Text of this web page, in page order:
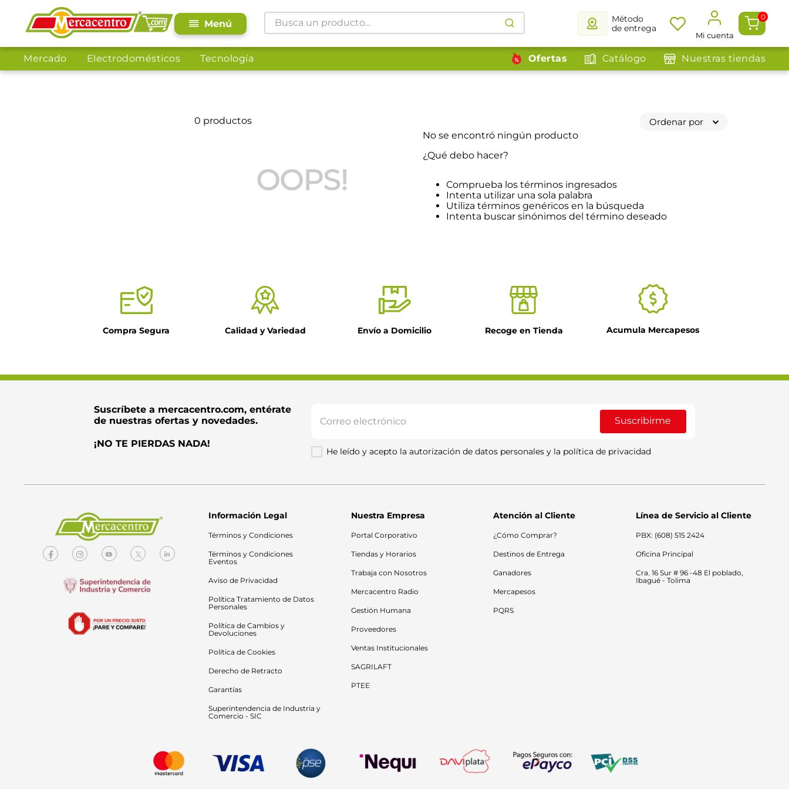
Busca un producto...
Método
de entrega
Mi cuenta
0
Mercado Electrodomésticos Tecnología Ofertas Catálogo Nuestras tiendas
0 productos Ordenar por
OOPS!
No se encontró ningún producto
¿Qué debo hacer?
Comprueba los términos ingresados
Intenta utilizar una sola palabra
Utiliza términos genéricos en la búsqueda
Intenta buscar sinónimos del término deseado
Compra Segura Calidad y Variedad Envío a Domicilio Recoge en Tienda Acumula Mercapesos
Suscríbete a mercacentro.com, entérate
de nuestras ofertas y novedades.
¡NO TE PIERDAS NADA!
Suscribirme
He leído y acepto la autorización de datos personales y la política de privacidad
Información Legal
Términos y Condiciones
Términos y Condiciones
Eventos
Aviso de Privacidad
Política Tratamiento de Datos
Personales
Política de Cambios y
Devoluciones
Política de Cookies
Derecho de Retracto
Garantías
Superintendencia de Industria y
Comercio - SIC
Nuestra Empresa
Portal Corporativo
Tiendas y Horarios
Trabaja con Nosotros
Mercacentro Radio
Gestión Humana
Proveedores
Ventas Institucionales
SAGRILAFT
PTEE
Atención al Cliente
¿Cómo Comprar?
Destinos de Entrega
Ganadores
Mercapesos
PQRS
Línea de Servicio al Cliente
PBX: (608) 515 2424
Oficina Principal
Cra. 16 Sur # 96 -48 El poblado,
Ibagué - Tolima